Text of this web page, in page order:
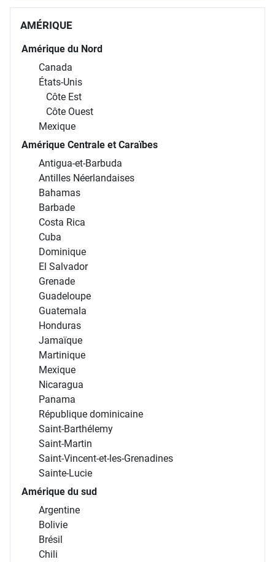
AMÉRIQUE
Amérique du Nord
Canada
États-Unis
Côte Est
Côte Ouest
Mexique
Amérique Centrale et Caraïbes
Antigua-et-Barbuda
Antilles Néerlandaises
Bahamas
Barbade
Costa Rica
Cuba
Dominique
El Salvador
Grenade
Guadeloupe
Guatemala
Honduras
Jamaïque
Martinique
Mexique
Nicaragua
Panama
République dominicaine
Saint-Barthélemy
Saint-Martin
Saint-Vincent-et-les-Grenadines
Sainte-Lucie
Amérique du sud
Argentine
Bolivie
Brésil
Chili